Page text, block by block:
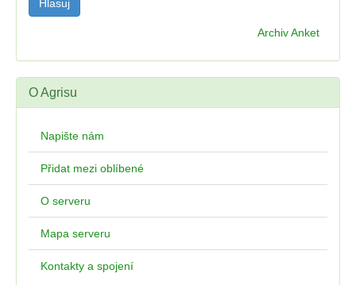
Archiv Anket
O Agrisu
Napište nám
Přidat mezi oblíbené
O serveru
Mapa serveru
Kontakty a spojení